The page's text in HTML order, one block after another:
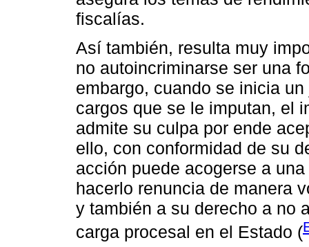
fiscalías.
Así también, resulta muy
no autoincriminarse ser una
embargo, cuando se inicia
cargos que se le imputan, el
admite su culpa por ende
ello, con conformidad de su
acción puede acogerse a
hacerlo renuncia de manera
y también a su derecho a no
carga procesal en el Estado (